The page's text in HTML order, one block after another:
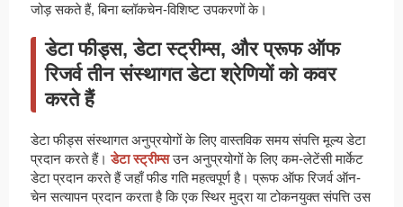
जोड़ सकते हैं, बिना ब्लॉकचेन-विशिष्ट उपकरणों के।
डेटा फीड्स, डेटा स्ट्रीम्स, और प्रूफ ऑफ
रिजर्व तीन संस्थागत डेटा श्रेणियों को कवर
करते हैं
डेटा फीड्स संस्थागत अनुप्रयोगों के लिए वास्तविक समय संपत्ति मूल्य डेटा
प्रदान करते हैं।डेटा स्ट्रीम्सउन अनुप्रयोगों के लिए कम-लेटेंसी मार्केट
डेटा प्रदान करते हैं जहाँ फीड गति महत्वपूर्ण है। प्रूफ ऑफ रिजर्व ऑन-
चेन सत्यापन प्रदान करता है कि एक स्थिर मुद्रा या टोकनयुक्त संपत्ति उस